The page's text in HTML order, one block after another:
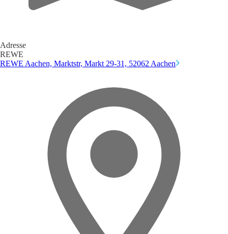
Adresse
REWE
REWE Aachen, Marktstr, Markt 29-31, 52062 Aachen